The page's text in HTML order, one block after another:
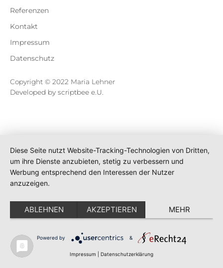
Referenzen
Kontakt
Impressum
Datenschutz
Copyright © 2022 Maria Lehner
Developed by scriptbee e.U.
Diese Seite nutzt Website-Tracking-Technologien von Dritten,
um ihre Dienste anzubieten, stetig zu verbessern und
Werbung entsprechend den Interessen der Nutzer
anzuzeigen.
ABLEHNEN AKZEPTIEREN MEHR
Powered by &
Impressum Datenschutzerklärung